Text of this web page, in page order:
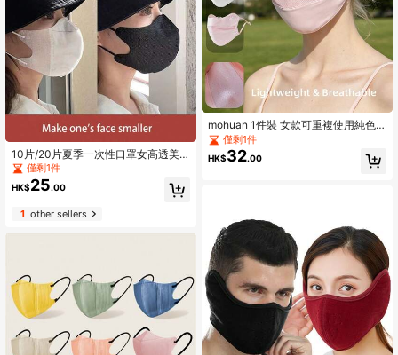
10片/20片夏季一次性口罩女高透美
白级别3d立体白脸小巧独立包装男女
同款
僅剩1件
HK$25.00
1other sellers
mohuan 1件裝 女款可重複使用純色
字母設計透氣遮陽面罩，附可調節耳
帶，適合春、夏、秋季，夏季防曬必
備
僅剩1件
HK$32.00